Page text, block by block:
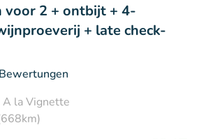
voor 2 + ontbijt + 4-
+ late check-
la Vignette